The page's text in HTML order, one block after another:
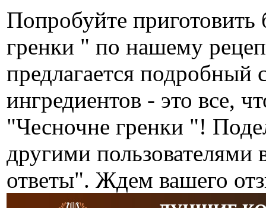
Попробуйте
гренки " по нашему
предлагается подробный
ингредиентов - это все,
"Чесночне гренки "!
другими
ответы". Ждем вашего